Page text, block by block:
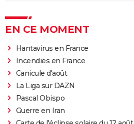
EN CE MOMENT
Hantavirus en France
Incendies en France
Canicule d'août
La Liga sur DAZN
Pascal Obispo
Guerre en Iran